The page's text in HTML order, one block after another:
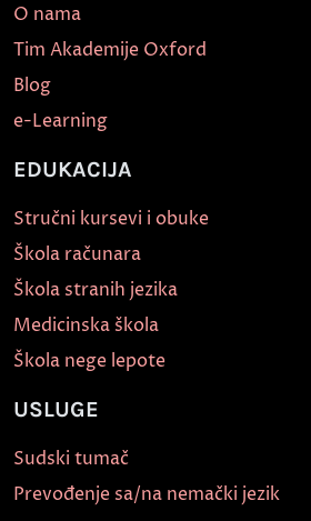
O nama
Tim Akademije Oxford
Blog
e-Learning
EDUKACIJA
Stručni kursevi i obuke
Škola računara
Škola stranih jezika
Medicinska škola
Škola nege lepote
USLUGE
Sudski tumač
Prevođenje sa/na nemački jezik